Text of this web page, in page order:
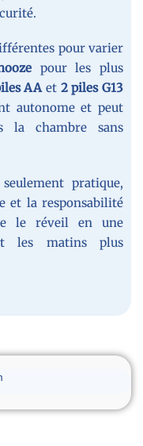
pour varier
pour les plus
AAet 2 piles G13
autonome et peut
la chambre sans
pratique,
et la responsabilité
le réveil en une
les matins plus